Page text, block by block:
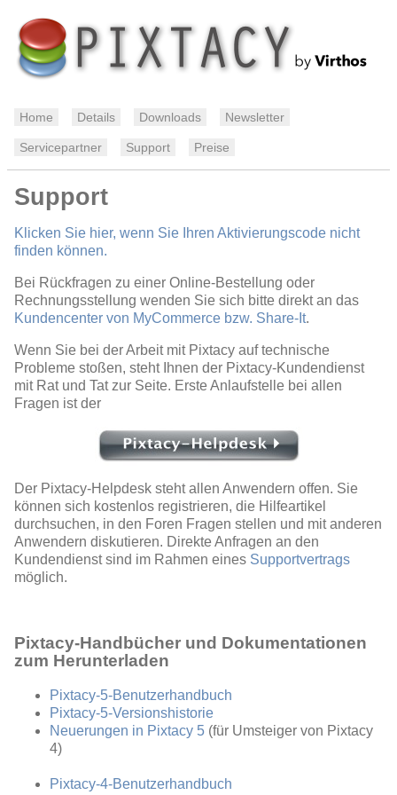
Home Details Downloads Newsletter
Servicepartner Support Preise
Support
Klicken Sie hier, wenn Sie Ihren Aktivierungscode nicht
finden können.
Bei Rückfragen zu einer Online-Bestellung oder
Rechnungsstellung wenden Sie sich bitte direkt an das
Kundencenter von MyCommerce bzw. Share-It.
Wenn Sie bei der Arbeit mit Pixtacy auf technische
Probleme stoßen, steht Ihnen der Pixtacy-Kundendienst
mit Rat und Tat zur Seite. Erste Anlaufstelle bei allen
Fragen ist der
Der Pixtacy-Helpdesk steht allen Anwendern offen. Sie
können sich kostenlos registrieren, die Hilfeartikel
durchsuchen, in den Foren Fragen stellen und mit anderen
Anwendern diskutieren. Direkte Anfragen an den
Kundendienst sind im Rahmen eines Supportvertrags
möglich.
Pixtacy-Handbücher und Dokumentationen
zum Herunterladen
Pixtacy-5-Benutzerhandbuch
Pixtacy-5-Versionshistorie
Neuerungen in Pixtacy 5 (für Umsteiger von Pixtacy
4)
Pixtacy-4-Benutzerhandbuch